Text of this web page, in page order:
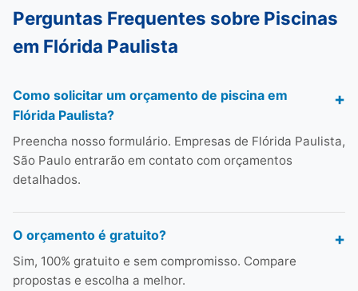
Perguntas Frequentes sobre Piscinas
em Flórida Paulista
Como solicitar um orçamento de piscina em
Flórida Paulista?
Preencha nosso formulário. Empresas de Flórida Paulista,
São Paulo entrarão em contato com orçamentos
detalhados.
O orçamento é gratuito?
Sim, 100% gratuito e sem compromisso. Compare
propostas e escolha a melhor.